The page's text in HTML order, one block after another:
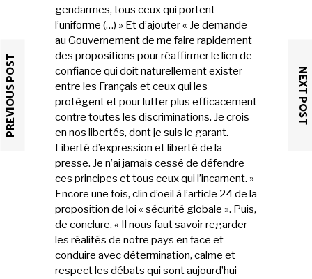
gendarmes, tous ceux qui portent
l’uniforme (…) » Et d’ajouter « Je demande
au Gouvernement de me faire rapidement
des propositions pour réaffirmer le lien de
confiance qui doit naturellement exister
entre les Français et ceux qui les
protègent et pour lutter plus efficacement
contre toutes les discriminations. Je crois
en nos libertés, dont je suis le garant.
Liberté d’expression et liberté de la
presse. Je n’ai jamais cessé de défendre
ces principes et tous ceux qui l’incarnent. »
Encore une fois, clin d’oeil à l’article 24 de la
proposition de loi « sécurité globale ». Puis,
de conclure, « Il nous faut savoir regarder
les réalités de notre pays en face et
conduire avec détermination, calme et
respect les débats qui sont aujourd’hui
PREVIOUS POST NEXT POST